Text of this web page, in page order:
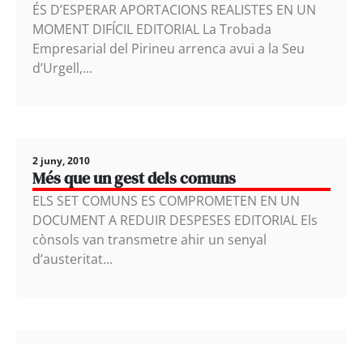
ÉS D’ESPERAR APORTACIONS REALISTES EN UN
MOMENT DIFÍCIL EDITORIAL La Trobada
Empresarial del Pirineu arrenca avui a la Seu
d’Urgell,...
2 juny, 2010
Més que un gest dels comuns
ELS SET COMUNS ES COMPROMETEN EN UN
DOCUMENT A REDUIR DESPESES EDITORIAL Els
cònsols van transmetre ahir un senyal
d’austeritat...